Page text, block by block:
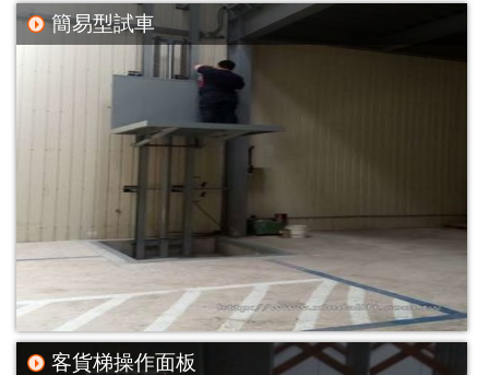
簡易型試車
客貨梯操作面板